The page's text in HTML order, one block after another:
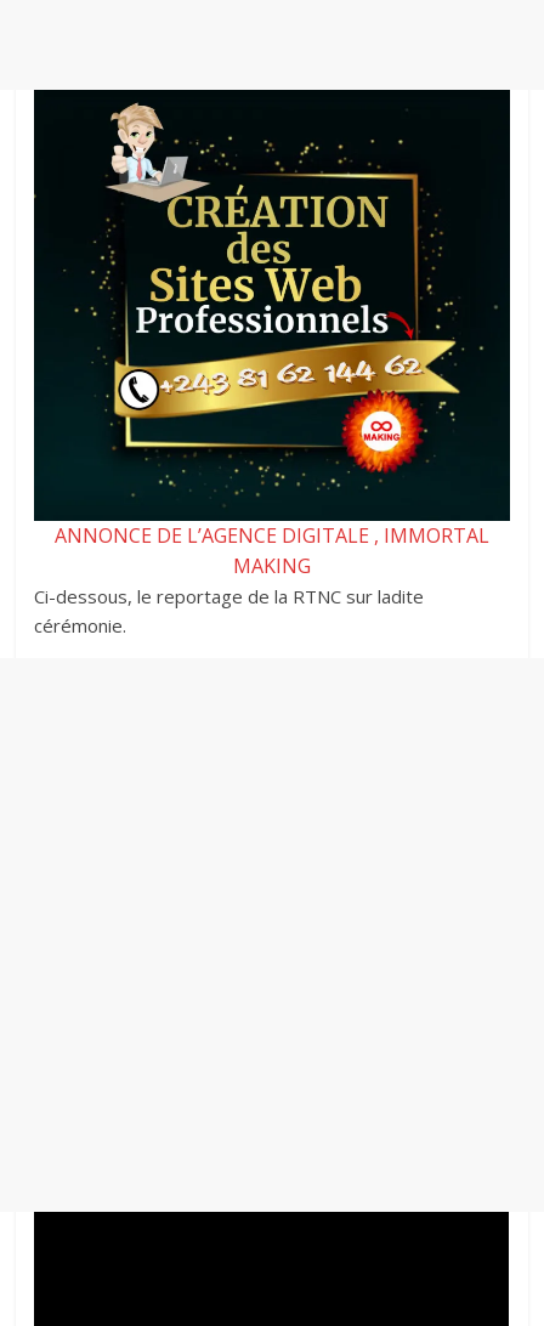
ANNONCE DE L’AGENCE DIGITALE , IMMORTAL
MAKING
Ci-dessous, le reportage de la RTNC sur ladite
cérémonie.